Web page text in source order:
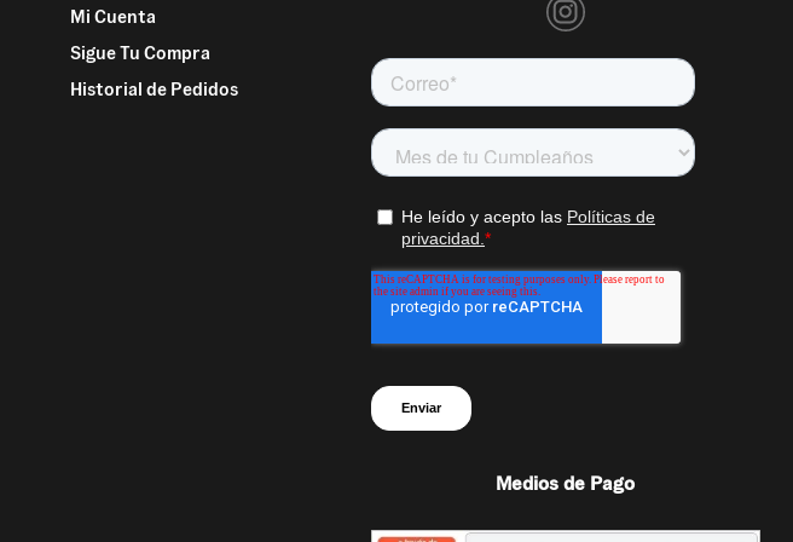
Mi Cuenta
Sigue Tu Compra
Historial de Pedidos
Medios de Pago